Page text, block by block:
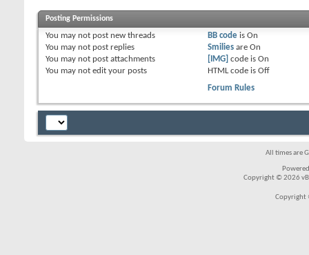
Posting Permissions
You may not post new threads
You may not post replies
You may not post attachments
You may not edit your posts
BB codeis On
Smiliesare On
[IMG] code is On
HTML code is Off
Forum Rules
All times are
Copyright © 2026
Copyright